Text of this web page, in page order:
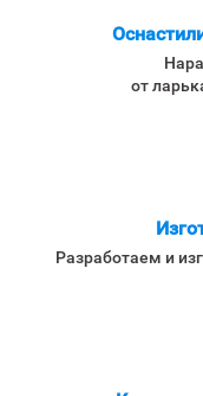
от
Разработаем и